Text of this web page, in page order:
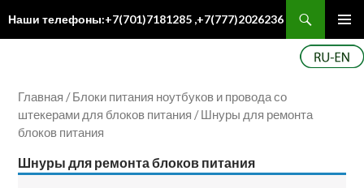
Наши телефоны:+7(701)7181285 ,+7(777)2026236
Главная /Блоки питания ноутбуков и провода со
штекерами для блоков питания / Шнуры для ремонта
блоков питания
Шнуры для ремонта блоков питания